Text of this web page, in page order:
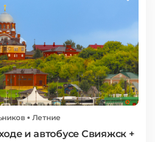
Летние
и автобусе Свияжск +